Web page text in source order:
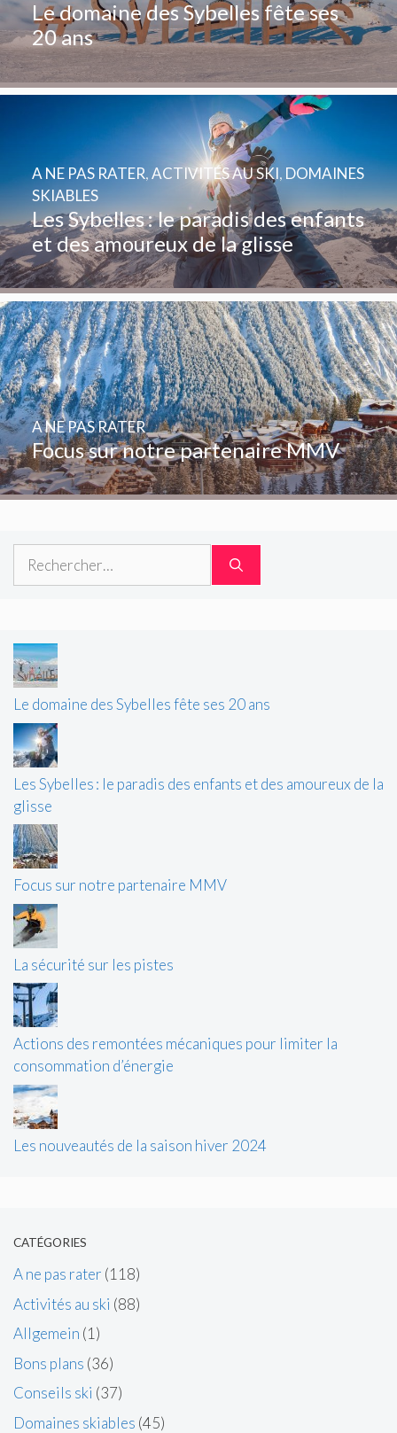
Le domaine des Sybelles fête ses
20 ans
Les Sybelles : le paradis des enfants
et des amoureux de la glisse
A NE PAS RATER,ACTIVITÉS AU SKI, DOMAINES
SKIABLES
Focus sur notre partenaire MMV
A NE PAS RATER
Le domaine des Sybelles fête ses 20 ans
Les Sybelles : le paradis des enfants et des amoureux de la
glisse
Focus sur notre partenaire MMV
La sécurité sur les pistes
Actions des remontées mécaniques pour limiter la
consommation d’énergie
Les nouveautés de la saison hiver 2024
CATÉGORIES
A ne pas rater (118)
Activités au ski (88)
Allgemein (1)
Bons plans (36)
Conseils ski (37)
Domaines skiables (45)